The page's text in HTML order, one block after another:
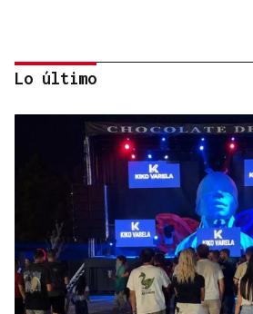
QUEN CHO DIXO
¿Sabe usted que el incivismo
fútbol infantil de A Milagrosa?
Lo último